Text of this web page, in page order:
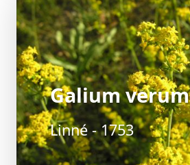
Galium verum
Linné - 1753